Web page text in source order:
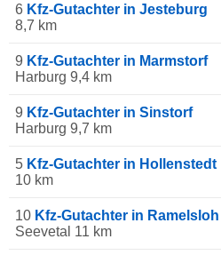
6 Kfz-Gutachter in Jesteburg
8,7 km
9 Kfz-Gutachter in Marmstorf
Harburg 9,4 km
9 Kfz-Gutachter in Sinstorf
Harburg 9,7 km
5 Kfz-Gutachter in Hollenstedt
10 km
10 Kfz-Gutachter in Ramelsloh
Seevetal 11 km